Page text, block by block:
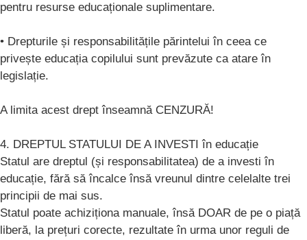
pentru resurse educaționale suplimentare.
• Drepturile și responsabilitățile părintelui în ceea ce
privește educația copilului sunt prevăzute ca atare în
legislație.
A limita acest drept înseamnă CENZURĂ!
4. DREPTUL STATULUI DE A INVESTI în educație
Statul are dreptul (și responsabilitatea) de a investi în
educație, fără să încalce însă vreunul dintre celelalte trei
principii de mai sus.
Statul poate achiziționa manuale, însă DOAR de pe o piață
liberă, la prețuri corecte, rezultate în urma unor reguli de